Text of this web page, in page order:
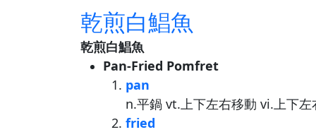
乾煎白鯧魚
乾煎白鯧魚
Pan-Fried Pomfret
pan
n.平鍋 vt.上下左右移動 vi.上下左
fried